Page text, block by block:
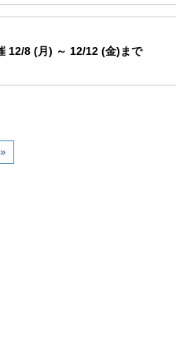
12/8 (月) ～ 12/12 (金)まで
»